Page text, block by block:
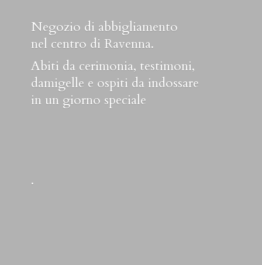
Negozio di abbigliamento
nel centro di Ravenna.
Abiti da cerimonia, testimoni,
damigelle e ospiti da indossare
in un giorno speciale
.